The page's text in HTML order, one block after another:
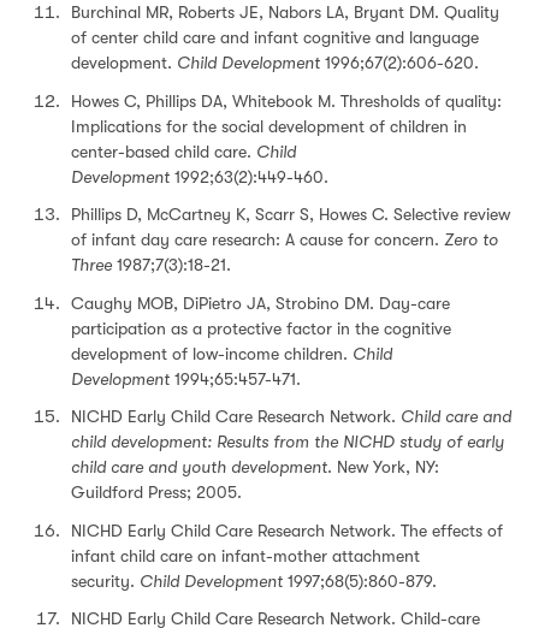
Burchinal MR, Roberts JE, Nabors LA, Bryant DM. Quality
of center child care and infant cognitive and language
development. Child Development 1996;67(2):606-620.
Howes C, Phillips DA, Whitebook M. Thresholds of quality:
Implications for the social development of children in
center-based child care. Child
Development 1992;63(2):449-460.
Phillips D, McCartney K, Scarr S, Howes C. Selective review
of infant day care research: A cause for concern. Zero to
Three 1987;7(3):18-21.
Caughy MOB, DiPietro JA, Strobino DM. Day-care
participation as a protective factor in the cognitive
development of low-income children. Child
Development 1994;65:457-471.
NICHD Early Child Care Research Network. Child care and
child development: Results from the NICHD study of early
child care and youth development. New York, NY:
Guildford Press; 2005.
NICHD Early Child Care Research Network. The effects of
infant child care on infant-mother attachment
security. Child Development 1997;68(5):860-879.
NICHD Early Child Care Research Network. Child-care